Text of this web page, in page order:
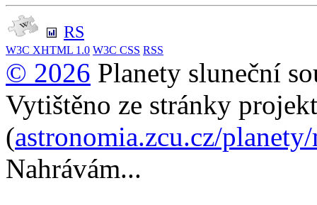
RS
W3C XHTML 1.0 W3C CSS RSS
© 2026 Planety sluneční
Vytištěno ze stránky
(astronomia.zcu.cz/
Nahrávám...